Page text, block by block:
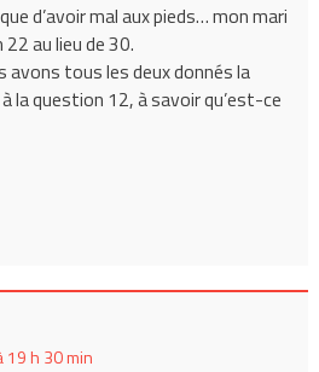
d’avoir mal aux pieds… mon mari
au lieu de 30.
avons tous les deux donnés la
la question 12, à savoir qu’est-ce
19 h 30 min